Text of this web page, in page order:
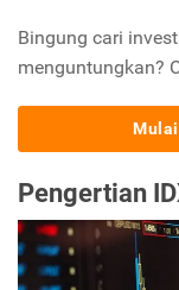
Bingung cari
menguntungkan?
Pengertian